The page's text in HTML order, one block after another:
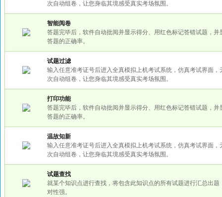
次自动组卷，让您身临其境感受真实考场氛围。
智能阅卷
答题完毕后，软件自动批阅并显示得分、用红色标记答错试题，并
答题的正确率。
试题过滤
输入任意准考证号后进入全真模拟上机考试系统，仿真考试界面，
次自动组卷，让您身临其境感受真实考场氛围。
打印功能
答题完毕后，软件自动批阅并显示得分、用红色标记答错试题，并
答题的正确率。
温故知新
输入任意准考证号后进入全真模拟上机考试系统，仿真考试界面，
次自动组卷，让您身临其境感受真实考场氛围。
试题查找
就某个知识点进行查找，将包含此知识点的所有试题进行汇总出题
对性强。